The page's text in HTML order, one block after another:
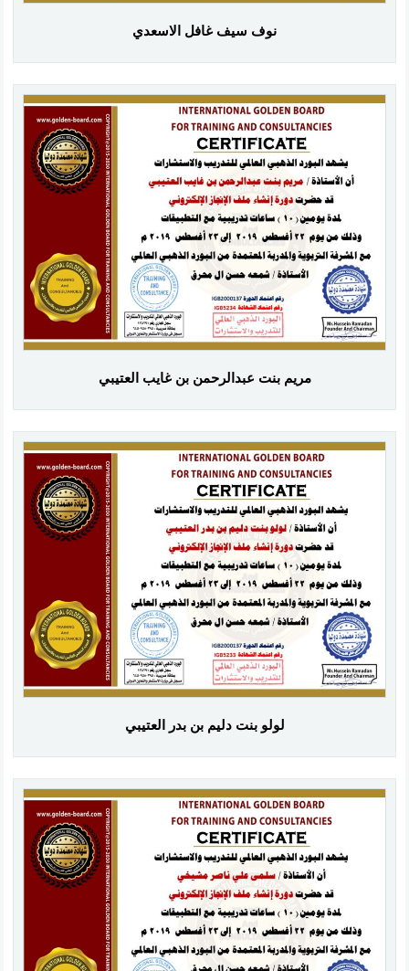
نوف سيف غافل الاسعدي
مريم بنت عبدالرحمن بن غايب العتيبي
لولو بنت دليم بن بدر العتيبي